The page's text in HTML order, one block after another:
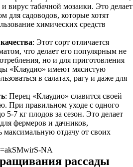
вирус табачной мозаики. Это делает
для садоводов, которые хотят
химических средств
: Этот сорт отличается
что делает его популярным не
но и для приготовления
«Клаудио» имеют мясистую
в салатах, рагу и даже для
: Перец «Клаудио» славится своей
При правильном уходе с одного
5-7 кг плодов за сезон. Это делает
фермеров и дачников,
максимальную отдачу от своих
NA
рассады